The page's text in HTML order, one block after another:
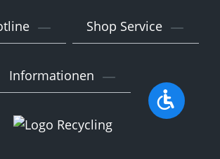
Shop Service
Informationen